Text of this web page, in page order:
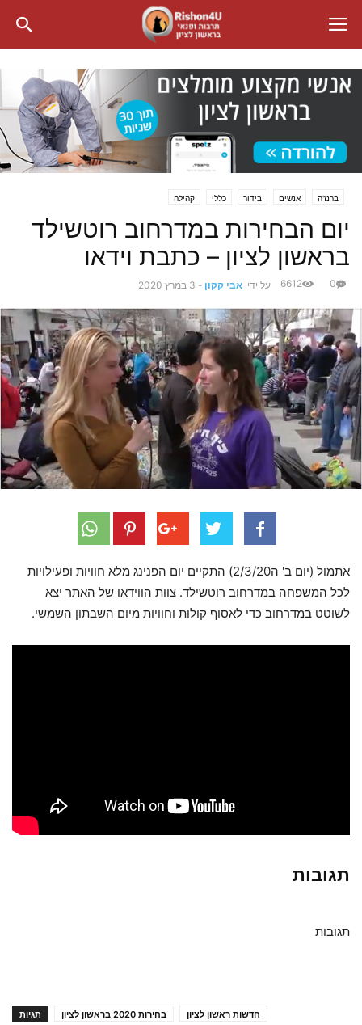
ברנז'ה אנשים בידור כללי קהילה
יום הבחירות במדרחוב רוטשילד
בראשון לציון – כתבת וידאו
על ידי אבי קקון - 3 במרץ 2020 0
6612
אתמול (יום ב' ה2/3/20) התקיים יום הפנינג מלא חוויות ופעילויות
לכל המשפחה במדרחוב רוטשילד. צוות הווידאו של האתר יצא
לשוטט במדרחוב כדי לאסוף קולות וחוויות מיום השבתון השמשי.
תגובות
תגובות
תגיות בחירות 2020 בראשון לציון
חדשות ראשון לציון